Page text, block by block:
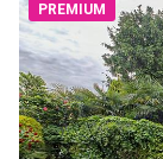
PREMIUM